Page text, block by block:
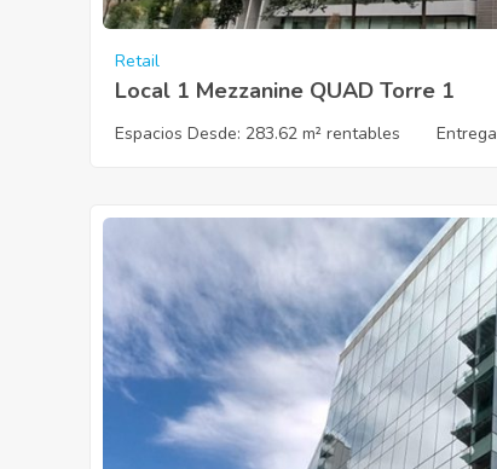
Retail
Local 1 Mezzanine QUAD Torre 1
Espacios Desde: 283.62 m² rentables Entrega